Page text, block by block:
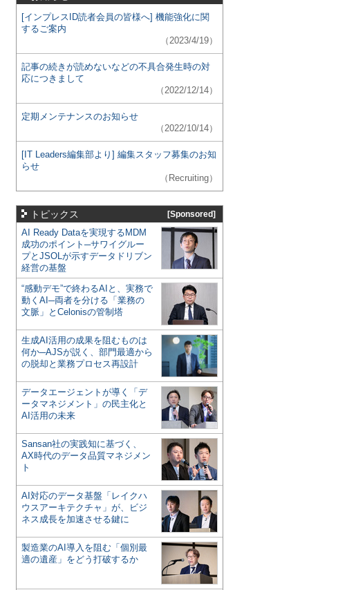
[インプレスID読者会員の皆様へ] 機能強化に関
するご案内
（2023/4/19）
記事の続きが読めないなどの不具合発生時の対
応につきまして
（2022/12/14）
定期メンテナンスのお知らせ
（2022/10/14）
[IT Leaders編集部より] 編集スタッフ募集のお知
らせ
（Recruiting）
トピックス [Sponsored]
AI Ready Dataを実現するMDM
成功のポイント─サワイグルー
プとJSOLが示すデータドリブン
経営の基盤
“感動デモ”で終わるAIと、実務で
動くAI─両者を分ける「業務の
文脈」とCelonisの管制塔
生成AI活用の成果を阻むものは
何か─AJSが説く、部門最適から
の脱却と業務プロセス再設計
データエージェントが導く「デ
ータマネジメント」の民主化と
AI活用の未来
Sansan社の実践知に基づく、
AX時代のデータ品質マネジメン
ト
AI対応のデータ基盤「レイクハ
ウスアーキテクチャ」が、ビジ
ネス成長を加速させる鍵に
製造業のAI導入を阻む「個別最
適の遺産」をどう打破するか